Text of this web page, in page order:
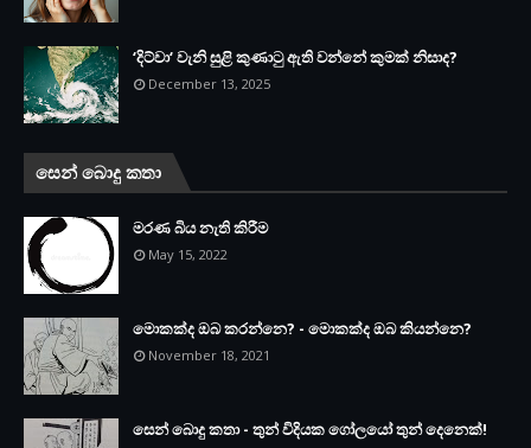
‘දිට්වා‘ වැනි සුළි කුණාටු ඇති වන්නේ කුමක් නිසාද?
December 13, 2025
සෙන් බොදු කතා
මරණ බිය නැති කිරීම
May 15, 2022
මොකක්ද ඔබ කරන්නෙ? - මොකක්ද ඔබ කියන්නෙ?
November 18, 2021
සෙන් බොදු කතා - තුන් විදියක ගෝලයෝ තුන් දෙනෙක්!